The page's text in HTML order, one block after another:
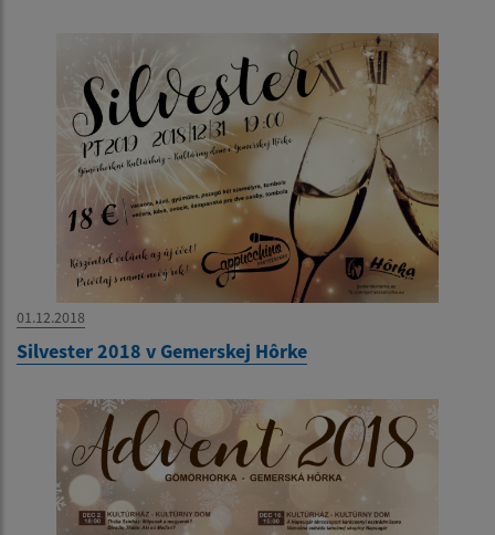
01.12.2018
Silvester 2018 v Gemerskej Hôrke